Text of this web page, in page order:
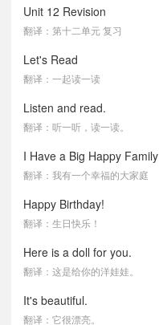
Unit 12 Revision
翻译：第十二单元 复习
Let's Read
翻译：一起读一读
Listen and read.
翻译：听一听，读一读。
I Have a Big Happy Family
翻译：我有一个幸福的大家庭
Happy Birthday!
翻译：生日快乐！
Here is a doll for you.
翻译：这是给你的洋娃娃。
It's beautiful.
翻译：它很漂亮。